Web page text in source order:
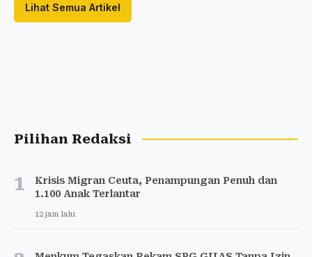
Lihat Semua Artikel
Pilihan Redaksi
1
Krisis Migran Ceuta, Penampungan Penuh dan
1.100 Anak Terlantar
12 jam lalu